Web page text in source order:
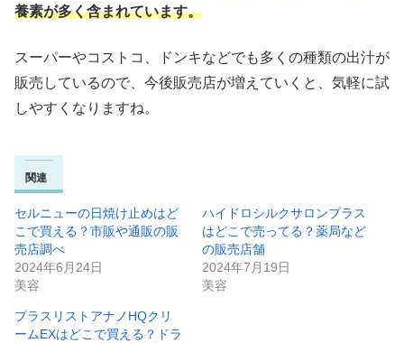
養素が多く含まれています。
スーパーやコストコ、ドンキなどでも多くの種類の出汁が
販売しているので、今後販売店が増えていくと、気軽に試
しやすくなりますね。
関連
セルニューの日焼け止めはど
こで買える？市販や通販の販
売店調べ
2024年6月24日
美容
ハイドロシルクサロンプラス
はどこで売ってる？薬局など
の販売店舗
2024年7月19日
美容
プラスリストアナノHQクリ
ームEXはどこで買える？ドラ